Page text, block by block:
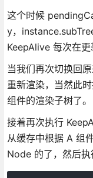
这个时候
y，
KeepAlive 每次在更
当我们再次切换回
重新渲染，当然此
组件的渲染子树了。
接着再次执行
从缓存中根据 A 组
Node 的了，然后执